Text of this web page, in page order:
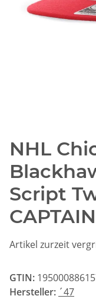
NHL
Script
CAPTAIN
Artikel zurzeit
GTIN:
Hersteller: ´47